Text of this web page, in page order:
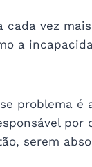
cada vez
a
problema
por
serem